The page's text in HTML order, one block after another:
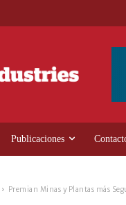
Publicaciones
Premian Minas y Plantas más